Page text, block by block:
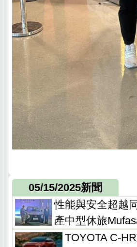
05/15/2025新聞
性能與安全超越
產中型休旅
TOYOTA C-